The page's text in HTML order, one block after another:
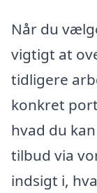
Når du
vigtigt at
tidligere
konkret
hvad du
tilbud via
indsigt i,